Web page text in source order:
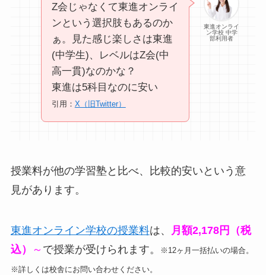
東進オンライ
ン学校 中学
部利用者
Z会じゃなくて東進オンライ
ンという選択肢もあるのか
ぁ。見た感じ楽しさは東進
(中学生)、レベルはZ会(中
高一貫)なのかな？
東進は5科目なのに安い
引用： X（旧Twitter）
授業料が他の学習塾と比べ、比較的安いという意
見があります。
東進オンライン学校の授業料は、
月額2,178円（税
込）
～ で授業が受けられます。 ※12ヶ月一括払いの場合。
※詳しくは校舎にお問い合わせください。